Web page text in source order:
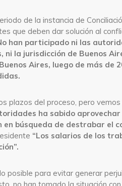
de la instancia de
que deben dar solución al
han participado ni las
la jurisdicción de Buenos
Aires, luego de más de
plazos del proceso, pero
ha sabido aprovechar
en búsqueda de destrabar el
“Los salarios de los
posible para evitar generar